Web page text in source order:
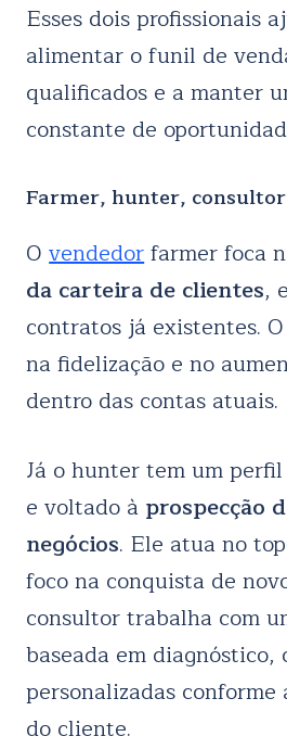
Esses dois profissionais
alimentar o funil de
qualificados e a manter
constante de
Farmer, hunter,
Ovendedorfarmer foca
da carteira de clientes,
contratos já existentes.
na fidelização e no
dentro das contas atuais.
Já o hunter tem um
e voltado à prospecção
negócios. Ele atua no
foco na conquista de
consultor trabalha com
baseada em diagnóstico,
personalizadas conforme
do cliente.